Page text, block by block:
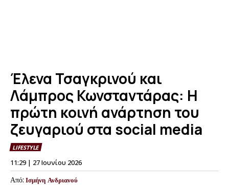
Έλενα Τσαγκρινού και
Λάμπρος Κωνσταντάρας: Η
πρώτη κοινή ανάρτηση του
ζευγαριού στα social media
LIFESTYLE
11:29 | 27 Ιουνίου 2026
Από: Ισμήνη Ανδριανού